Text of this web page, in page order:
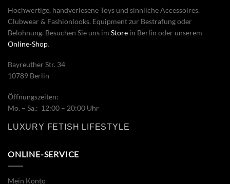
Hochwertige, handverlesene Toys und sinnliche Accessoires.
Clubwear & Fashionlooks. Equipment zur Bestrafung oder
Belohnung. Besuchen Sie uns im Store in Berlin oder unserem
Online-Shop.
Bayreuther Str. 34
10789 Berlin
Öffnungszeiten:
Mo. – Sa.: 12:00 – 20:00 Uhr
LUXURY FETISH LIFESTYLE
ONLINE-SERVICE
Mein Konto